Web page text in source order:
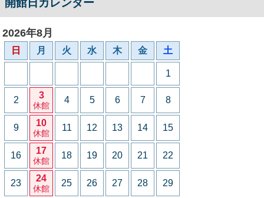
開館日カレンダー
2026年8月
日 月 火 水 木 金 土
1
2 3
休館
4 5 6 7 8
9 10
休館
11 12 13 14 15
16 17
休館
18 19 20 21 22
23 24
休館
25 26 27 28 29